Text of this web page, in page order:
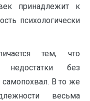
принадлежит к
психологически
тем, что
недостатки без
В то же
весьма